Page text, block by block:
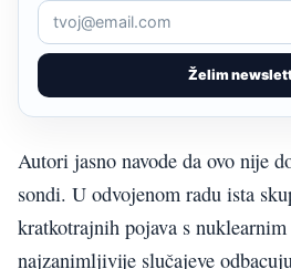
Želim
Autori jasno navode da ovo nije
sondi. U odvojenom radu ista
kratkotrajnih pojava s
najzanimljivije slučajeve